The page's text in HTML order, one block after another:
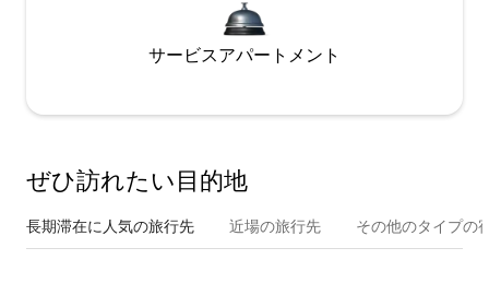
サービスアパートメント
ぜひ訪⁠れ⁠た⁠い目⁠的⁠地
長期滞在に人気の旅行先 近場の旅行先 その他のタ⁠イ⁠プ⁠の